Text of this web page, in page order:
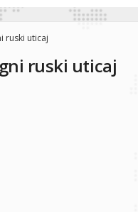
ruski uticaj
ruski uticaj